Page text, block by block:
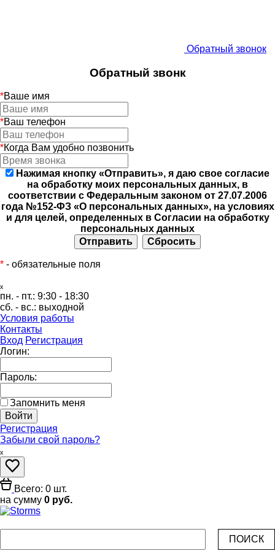
Обратный звонок
Обратный звонк
*Ваше имя
*Ваш телефон
*Когда Вам удобно позвонить
Нажимая кнопку «Отправить», я даю свое согласие
на обработку моих персональных данных, в
соответствии с Федеральным законом от 27.07.2006
года №152-ФЗ «О персональных данных», на условиях
и для целей, определенных в Согласии на обработку
персональных данных
* - обязательные поля
ₓ
пн. - пт.: 9:30 - 18:30
сб. - вс.: выходной
Условия работы
Контакты
Вход Регистрация
Логин:
Пароль:
Запомнить меня
Регистрация
Забыли свой пароль?
ₓ
Всего: 0 шт.
на сумму 0 руб.